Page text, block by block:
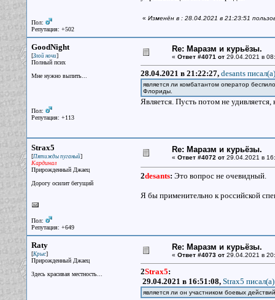
Пол:
Репутация: +502
« Изменён в : 28.04.2021 в 21:23:51
GoodNight
[Злой ночи]
Полный псих
Мне нужно выпить...
Пол:
Репутация: +113
Re: Маразм и курьёзы.
« Ответ #4071 от29.04.2021 в
28.04.2021 в 21:22:27, desants писал(a)
является ли комбатантом оператор
Флориды.
Является. Пусть потом не
Strax5
[Пятижды пуганый]
Кардинал
Прирожденный Джаец
Дорогу осилит бегущий
Пол:
Репутация: +649
Re: Маразм и курьёзы.
« Ответ #4072 от29.04.2021 в
2desants: Это вопрос не очевидный.
Я бы применительно к российской
Raty
[Крыс]
Прирожденный Джаец
Здесь красивая местность...
Re: Маразм и курьёзы.
« Ответ #4073 от29.04.2021 в
2Strax5:
29.04.2021 в 16:51:08, Strax5 писал(a)
является ли он участником боевых